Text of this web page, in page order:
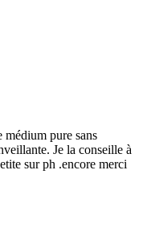
médium pure sans
Je la conseille à
sur ph .encore merci